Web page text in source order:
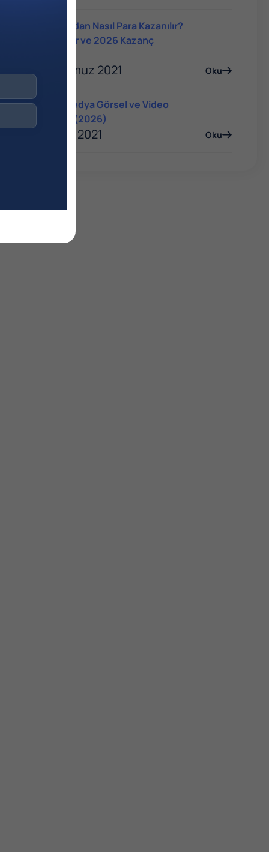
YouTube'dan Nasıl Para Kazanılır?
Yöntemler ve 2026 Kazanç
06 Temmuz 2021 Oku
Sosyal Medya Görsel ve Video
Boyutları (2026)
06 Ocak 2021 Oku